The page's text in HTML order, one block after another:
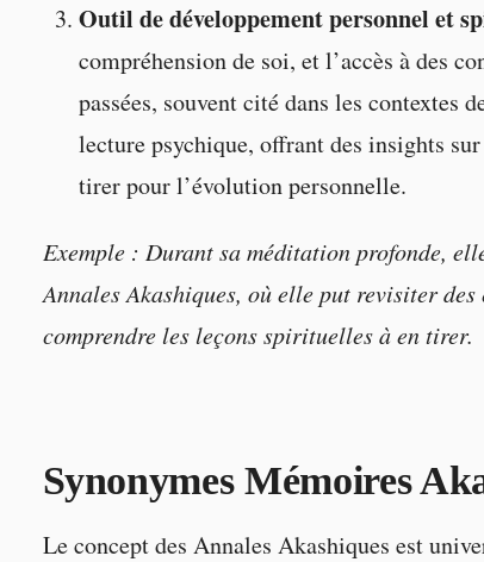
Outil de développement personnel et
compréhension de soi, et l’accès à des
passées, souvent cité dans les contextes
lecture psychique, offrant des insights
tirer pour l’évolution personnelle.
Exemple : Durant sa méditation profonde,
Annales Akashiques, où elle put revisiter des
comprendre les leçons spirituelles à en tirer.
Synonymes Mémoires
Le concept des Annales Akashiques est